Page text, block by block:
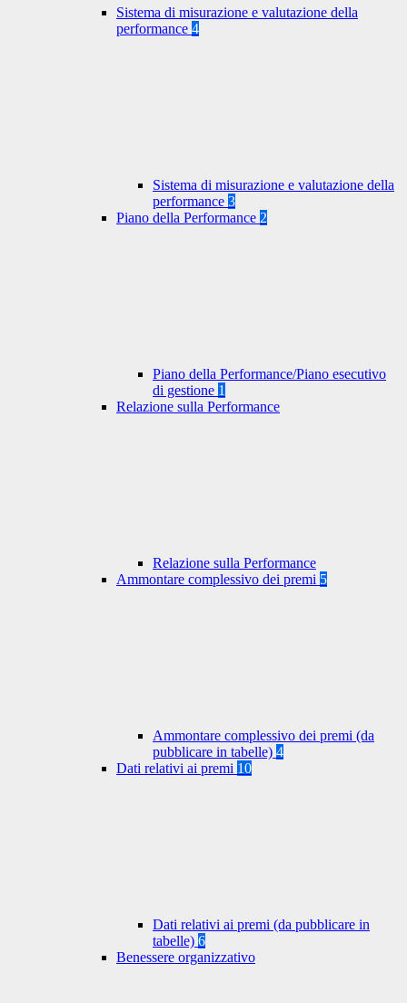
Sistema di misurazione e valutazione della
performance 4
Sistema di misurazione e valutazione della
performance 3
Piano della Performance 2
Piano della Performance/Piano esecutivo
di gestione 1
Relazione sulla Performance
Relazione sulla Performance
Ammontare complessivo dei premi 5
Ammontare complessivo dei premi (da
pubblicare in tabelle) 4
Dati relativi ai premi 10
Dati relativi ai premi (da pubblicare in
tabelle) 6
Benessere organizzativo